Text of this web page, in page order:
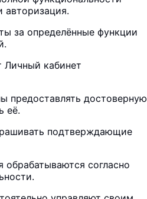
авторизация.
за определённые функции
Личный кабинет
предоставлять достоверную
её.
подтверждающие
обрабатываются согласно